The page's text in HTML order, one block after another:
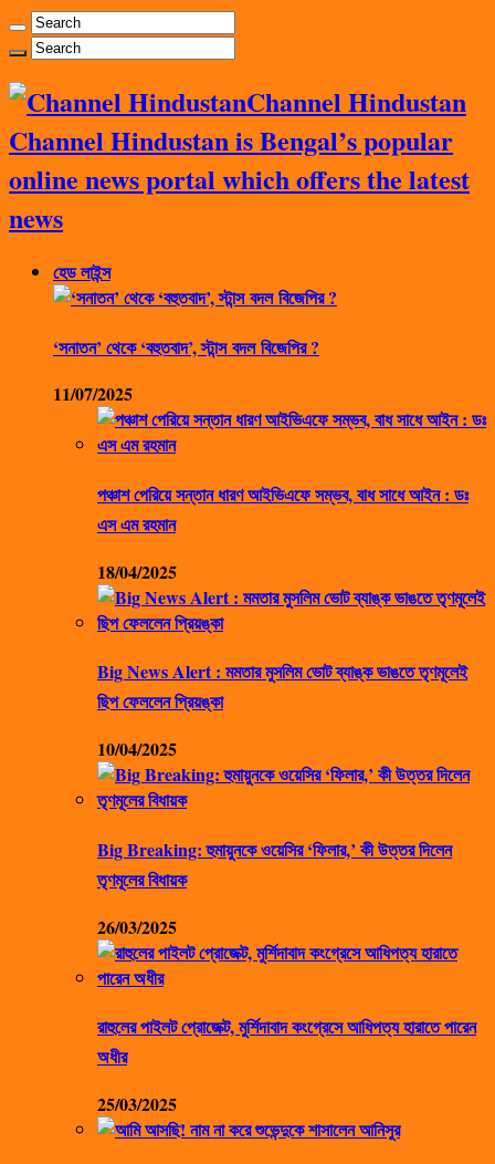
Channel Hindustan
Channel Hindustan is Bengal’s popular
online news portal which offers the latest
news
হেড লাইন্স
‘সনাতন’ থেকে ‘বহুতবাদ’, স্টান্স বদল বিজেপির ?
11/07/2025
পঞ্চাশ পেরিয়ে সন্তান ধারণ আইভিএফে সম্ভব, বাধ সাধে আইন : ডঃ
এস এম রহমান
18/04/2025
Big News Alert : মমতার মুসলিম ভোট ব্যাঙ্ক ভাঙতে তৃণমূলেই
ছিপ ফেললেন প্রিয়ঙ্কা
10/04/2025
Big Breaking: হুমায়ুনকে ওয়েসির ‘ফিলার,’ কী উত্তর দিলেন
তৃণমূলের বিধায়ক
26/03/2025
রাহুলের পাইলট প্রোজেক্ট, মুর্শিদাবাদ কংগ্রেসে আধিপত্য হারাতে পারেন
অধীর
25/03/2025